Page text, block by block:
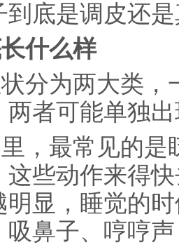
到底是调皮还
什么样
分为两大类
两者可能单独
，最常见的
这些动作来得
明显，睡觉的
吸鼻子、哼哼